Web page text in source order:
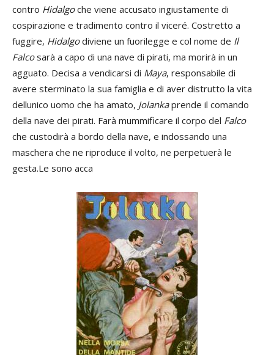
contro Hidalgoche viene accusato ingiustamente di
cospirazione e tradimento contro il viceré. Costretto a
fuggire, Hidalgodiviene un fuorilegge e col nome de Il
Falcosarà a capo di una nave di pirati, ma morirà in un
agguato. Decisa a vendicarsi di Maya, responsabile di
avere sterminato la sua famiglia e di aver distrutto la vita
dellunico uomo che ha amato, Jolankaprende il comando
della nave dei pirati. Farà mummificare il corpo del Falco
che custodirà a bordo della nave, e indossando una
maschera che ne riproduce il volto, ne perpetuerà le
gesta.Le sono acca